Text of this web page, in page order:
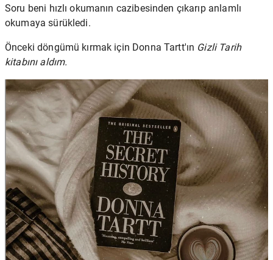
Soru beni hızlı okumanın cazibesinden çıkarıp anlamlı
okumaya sürükledi.
Önceki döngümü kırmak için Donna Tartt'ın Gizli Tarih
kitabını aldım.